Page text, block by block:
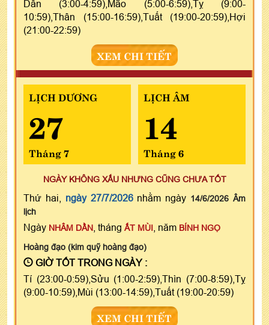
Dần (3:00-4:59),Mão (5:00-6:59),Tỵ (9:00-
10:59),Thân (15:00-16:59),Tuất (19:00-20:59),Hợi
(21:00-22:59)
XEM CHI TIẾT
LỊCH DƯƠNG
27
Tháng 7
LỊCH ÂM
14
Tháng 6
NGÀY KHÔNG XẤU NHƯNG CŨNG CHƯA TỐT
Thứ hai, ngày 27/7/2026nhằm ngày 14/6/2026 Âm
lịch
Ngày NHÂM DẦN , tháng ẤT MÙI , năm BÍNH NGỌ
Hoàng đạo (kim quỹ hoàng đạo)
GIỜ TỐT TRONG NGÀY :
Tí (23:00-0:59),Sửu (1:00-2:59),Thìn (7:00-8:59),Tỵ
(9:00-10:59),Mùi (13:00-14:59),Tuất (19:00-20:59)
XEM CHI TIẾT